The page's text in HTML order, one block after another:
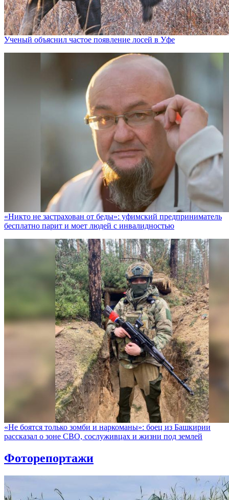
Ученый объяснил частое появление лосей в Уфе
«Никто не заcтрахован от беды»: уфимский предприниматель
бесплатно парит и моет людей с инвалидностью
«Не боятся только зомби и наркоманы»: боец из Башкирии
рассказал о зоне СВО, сослуживцах и жизни под землей
Фоторепортажи